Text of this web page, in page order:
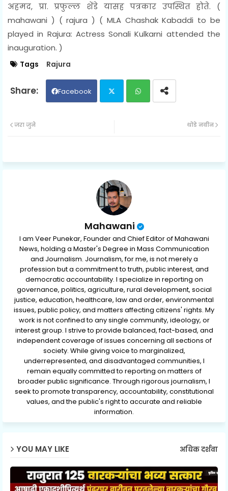
अहमद, प्रा. प्रफुल्ल शेंडे यासह पत्रकार उपस्थित होते. (
mahawani ) ( rajura ) ( MLA Chashak Kabaddi to be
played in Rajura: Actress Sonali Kulkarni attended the
inauguration. )
Tags Rajura
Facebook
ap
थोडे नवीन
जरा जुने
Mahawani
I am Veer Punekar, Founder and Chief Editor of Mahawani
News, holding a Master's Degree in Mass Communication
and Journalism. Journalism, for me, is not merely a
profession but a commitment to truth, public interest, and
democratic accountability. I specialize in reporting on
governance, politics, agriculture, rural development, social
justice, education, healthcare, law and order, environmental
issues, public policy, and matters affecting citizens' rights. My
work is not confined to any single community, ideology, or
interest group. I strive to provide balanced, fact-based, and
independent coverage of issues concerning all sections of
society. While giving voice to marginalized,
underrepresented, and disadvantaged communities, I
remain equally committed to reporting on matters of
broader public significance. Through rigorous journalism, I
seek to promote transparency, accountability, constitutional
values, and the public's right to accurate and reliable
information.
YOU MAY LIKE अधिक दर्शवा